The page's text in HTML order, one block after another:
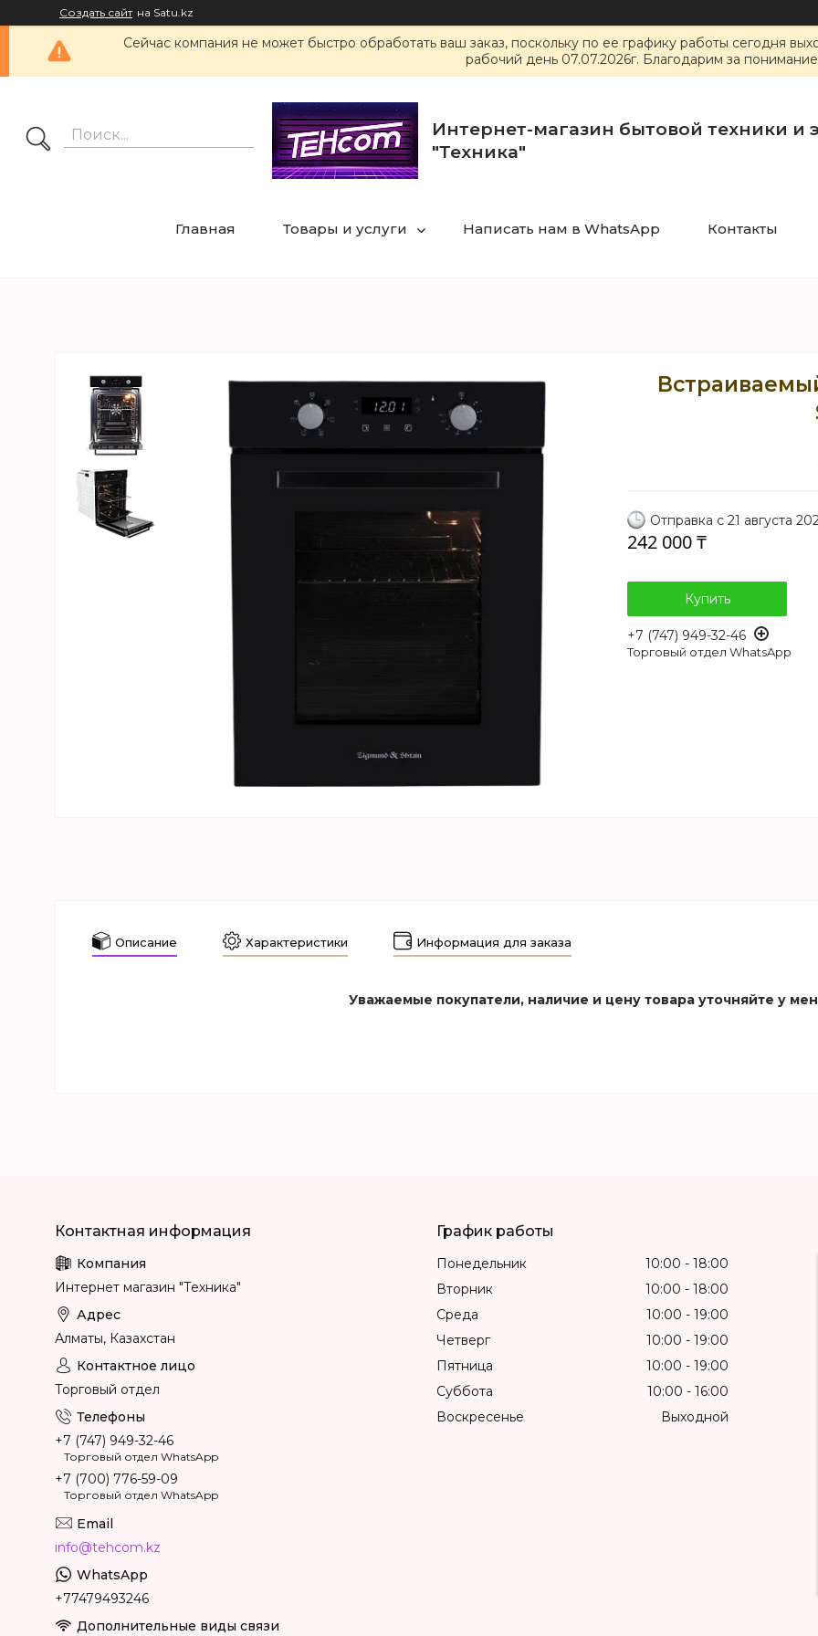
Создать сайт на Satu.kz
Сейчас компания не может быстро обработать ваш заказ, поскольку по ее графику работы сегодня
рабочий день 07.07.2026г. Благодарим за
Интернет-магазин бытовой техники и
"Техника"
Главная Товары и услуги Написать нам в WhatsApp Контакты
Отправка с 21 августа
242 000 ₸
Купить
+7 (747) 949-32-46
Торговый отдел WhatsApp
Описание Характеристики Информация для заказа
Уважаемые покупатели, наличие и цену товара уточняйте у
Интернет магазин "Техника"
Алматы, Казахстан
Торговый отдел
+7 (747) 949-32-46
Торговый отдел WhatsApp
+7 (700) 776-59-09
Торговый отдел WhatsApp
info@tehcom.kz
+77479493246
График работы
Понедельник 10:00
18:00
Вторник
10:00
18:00
Среда
10:00
19:00
Четверг
10:00
19:00
Пятница
10:00
19:00
Суббота
10:00
16:00
Воскресенье
Выходной